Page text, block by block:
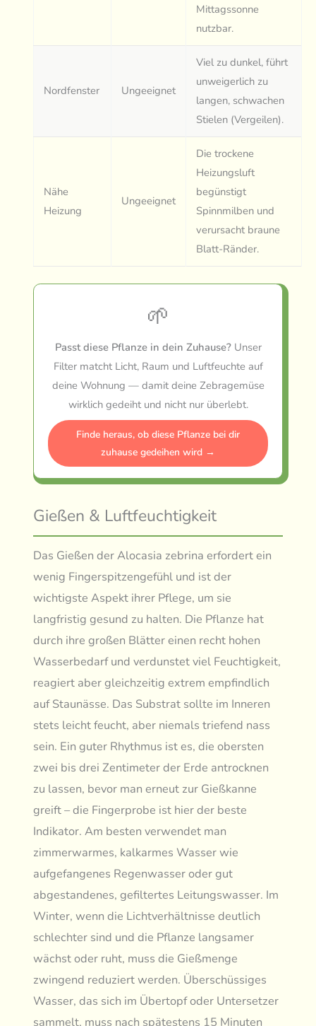
Mittagssonne
nutzbar.
Nordfenster Ungeeignet
Viel zu dunkel, führt
unweigerlich zu
langen, schwachen
Stielen (Vergeilen).
Nähe
Heizung
Ungeeignet
Die trockene
Heizungsluft
begünstigt
Spinnmilben und
verursacht braune
Blatt-Ränder.
🌱
Passt diese Pflanze in dein Zuhause?Unser
Filter matcht Licht, Raum und Luftfeuchte auf
deine Wohnung — damit deine Zebragemüse
wirklich gedeiht und nicht nur überlebt.
Finde heraus, ob diese Pflanze bei dir
zuhause gedeihen wird →
Gießen & Luftfeuchtigkeit
Das Gießen der Alocasia zebrina erfordert ein
wenig Fingerspitzengefühl und ist der
wichtigste Aspekt ihrer Pflege, um sie
langfristig gesund zu halten. Die Pflanze hat
durch ihre großen Blätter einen recht hohen
Wasserbedarf und verdunstet viel Feuchtigkeit,
reagiert aber gleichzeitig extrem empfindlich
auf Staunässe. Das Substrat sollte im Inneren
stets leicht feucht, aber niemals triefend nass
sein. Ein guter Rhythmus ist es, die obersten
zwei bis drei Zentimeter der Erde antrocknen
zu lassen, bevor man erneut zur Gießkanne
greift – die Fingerprobe ist hier der beste
Indikator. Am besten verwendet man
zimmerwarmes, kalkarmes Wasser wie
aufgefangenes Regenwasser oder gut
abgestandenes, gefiltertes Leitungswasser. Im
Winter, wenn die Lichtverhältnisse deutlich
schlechter sind und die Pflanze langsamer
wächst oder ruht, muss die Gießmenge
zwingend reduziert werden. Überschüssiges
Wasser, das sich im Übertopf oder Untersetzer
sammelt, muss nach spätestens 15 Minuten